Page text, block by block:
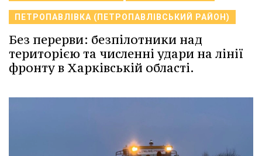
ПЕТРОПАВЛІВКА (ПЕТРОПАВЛІВСЬКИЙ РАЙОН)
Без перерви: безпілотники над
територією та численні удари на лінії
фронту в Харківській області.